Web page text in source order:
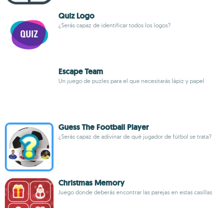
Quiz Logo
¿Serás capaz de identificar todos los logos?
Escape Team
Un juego de puzles para el que necesitarás lápiz y papel
Guess The Football Player
¿Serás capaz de adivinar de qué jugador de fútbol se trata?
Christmas Memory
Juego donde deberás encontrar las parejas en estas casillas